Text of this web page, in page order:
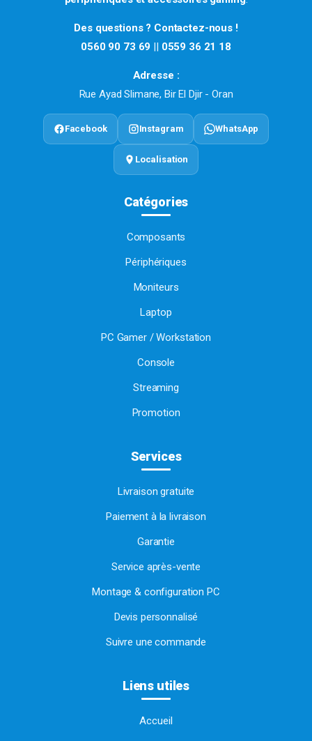
Des questions ? Contactez-nous !
0560 90 73 69 || 0559 36 21 18
Adresse :
Rue Ayad Slimane, Bir El Djir - Oran
Facebook Instagram WhatsApp
Localisation
Catégories
Composants
Périphériques
Moniteurs
Laptop
PC Gamer / Workstation
Console
Streaming
Promotion
Services
Livraison gratuite
Paiement à la livraison
Garantie
Service après-vente
Montage & configuration PC
Devis personnalisé
Suivre une commande
Liens utiles
Accueil